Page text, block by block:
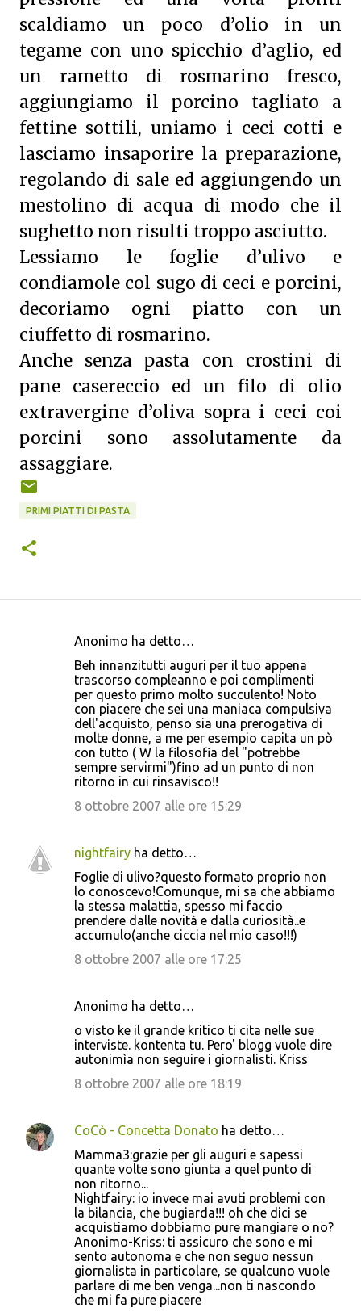
scaldiamo un poco d’olio in un
tegame con uno spicchio d’aglio, ed
un rametto di rosmarino fresco,
aggiungiamo il porcino tagliato a
fettine sottili, uniamo i ceci cotti e
lasciamo insaporire la preparazione,
regolando di sale ed aggiungendo un
mestolino di acqua di modo che il
sughetto non risulti troppo asciutto.
Lessiamo le foglie d’ulivo e
condiamole col sugo di ceci e porcini,
decoriamo ogni piatto con un
ciuffetto di rosmarino.
Anche senza pasta con crostini di
pane casereccio ed un filo di olio
extravergine d’oliva sopra i ceci coi
porcini sono assolutamente da
assaggiare.
PRIMI PIATTI DI PASTA
Anonimo ha detto…
Beh innanzitutti auguri per il tuo appena
trascorso compleanno e poi complimenti
per questo primo molto succulento! Noto
con piacere che sei una maniaca compulsiva
dell'acquisto, penso sia una prerogativa di
molte donne, a me per esempio capita un pò
con tutto ( W la filosofia del "potrebbe
sempre servirmi")fino ad un punto di non
ritorno in cui rinsavisco!!
8 ottobre 2007 alle ore 15:29
nightfairy ha detto…
Foglie di ulivo?questo formato proprio non
lo conoscevo!Comunque, mi sa che abbiamo
la stessa malattia, spesso mi faccio
prendere dalle novità e dalla curiosità..e
accumulo(anche ciccia nel mio caso!!!)
8 ottobre 2007 alle ore 17:25
Anonimo ha detto…
o visto ke il grande kritico ti cita nelle sue
interviste. kontenta tu. Pero' blogg vuole dire
autonimìa non seguire i giornalisti. Kriss
8 ottobre 2007 alle ore 18:19
CoCò - Concetta Donato ha detto…
Mamma3:grazie per gli auguri e sapessi
quante volte sono giunta a quel punto di
non ritorno...
Nightfairy: io invece mai avuti problemi con
la bilancia, che bugiarda!!! oh che dici se
acquistiamo dobbiamo pure mangiare o no?
Anonimo-Kriss: ti assicuro che sono e mi
sento autonoma e che non seguo nessun
giornalista in particolare, se qualcuno vuole
parlare di me ben venga...non ti nascondo
che mi fa pure piacere